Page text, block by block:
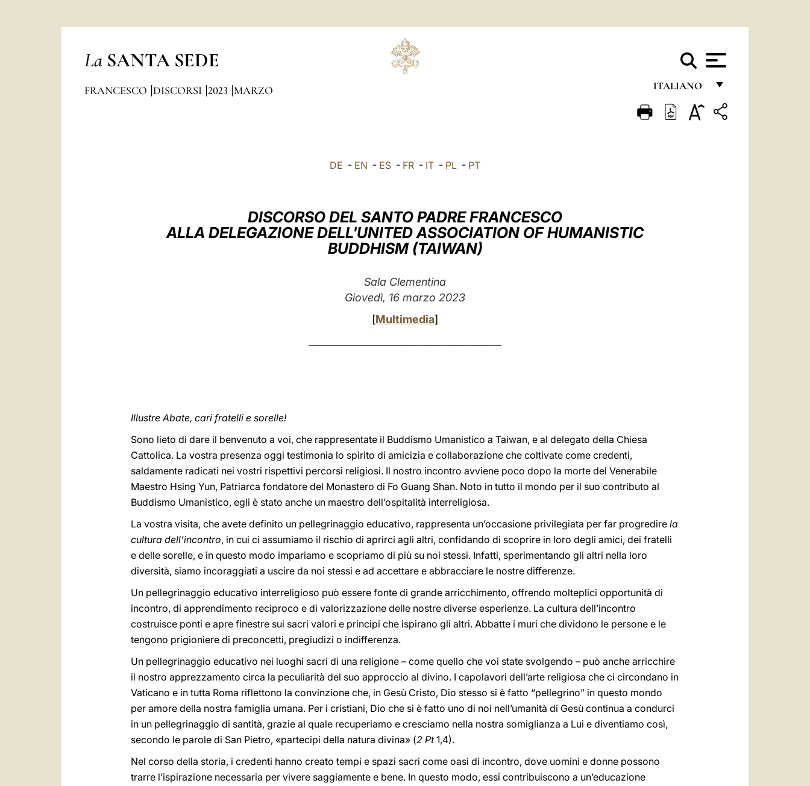
La SANTA SEDE
ITALIANO
FRANÇAIS
FRANCESCO DISCORSI 2023 MARZO
DE - EN - ES - FR - IT - PL - PT
DISCORSO DEL SANTO PADRE FRANCESCO
ALLA DELEGAZIONE DELL'UNITED ASSOCIATION OF HUMANISTIC
BUDDHISM (TAIWAN)
Sala Clementina
Giovedì, 16 marzo 2023
[Multimedia]
Illustre Abate, cari fratelli e sorelle!
Sono lieto di dare il benvenuto a voi, che rappresentate il Buddismo Umanistico a Taiwan, e al delegato della Chiesa
Cattolica. La vostra presenza oggi testimonia lo spirito di amicizia e collaborazione che coltivate come credenti,
saldamente radicati nei vostri rispettivi percorsi religiosi. Il nostro incontro avviene poco dopo la morte del Venerabile
Maestro Hsing Yun, Patriarca fondatore del Monastero di Fo Guang Shan. Noto in tutto il mondo per il suo contributo al
Buddismo Umanistico, egli è stato anche un maestro dell’ospitalità interreligiosa.
La vostra visita, che avete definito un pellegrinaggio educativo, rappresenta un’occasione privilegiata per far progredire la
cultura dell’incontro, in cui ci assumiamo il rischio di aprirci agli altri, confidando di scoprire in loro degli amici, dei fratelli
e delle sorelle, e in questo modo impariamo e scopriamo di più su noi stessi. Infatti, sperimentando gli altri nella loro
diversità, siamo incoraggiati a uscire da noi stessi e ad accettare e abbracciare le nostre differenze.
Un pellegrinaggio educativo interreligioso può essere fonte di grande arricchimento, offrendo molteplici opportunità di
incontro, di apprendimento reciproco e di valorizzazione delle nostre diverse esperienze. La cultura dell’incontro
costruisce ponti e apre finestre sui sacri valori e principi che ispirano gli altri. Abbatte i muri che dividono le persone e le
tengono prigioniere di preconcetti, pregiudizi o indifferenza.
Un pellegrinaggio educativo nei luoghi sacri di una religione – come quello che voi state svolgendo – può anche arricchire
il nostro apprezzamento circa la peculiarità del suo approccio al divino. I capolavori dell’arte religiosa che ci circondano in
Vaticano e in tutta Roma riflettono la convinzione che, in Gesù Cristo, Dio stesso si è fatto “pellegrino” in questo mondo
per amore della nostra famiglia umana. Per i cristiani, Dio che si è fatto uno di noi nell’umanità di Gesù continua a condurci
in un pellegrinaggio di santità, grazie al quale recuperiamo e cresciamo nella nostra somiglianza a Lui e diventiamo così,
secondo le parole di San Pietro, «partecipi della natura divina» (2 Pt1,4).
Nel corso della storia, i credenti hanno creato tempi e spazi sacri come oasi di incontro, dove uomini e donne possono
trarre l’ispirazione necessaria per vivere saggiamente e bene. In questo modo, essi contribuiscono a un’educazione